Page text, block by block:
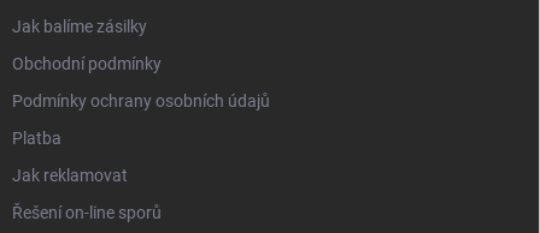
Jak balíme zásilky
Obchodní podmínky
Podmínky ochrany osobních údajů
Platba
Jak reklamovat
Řešení on-line sporů